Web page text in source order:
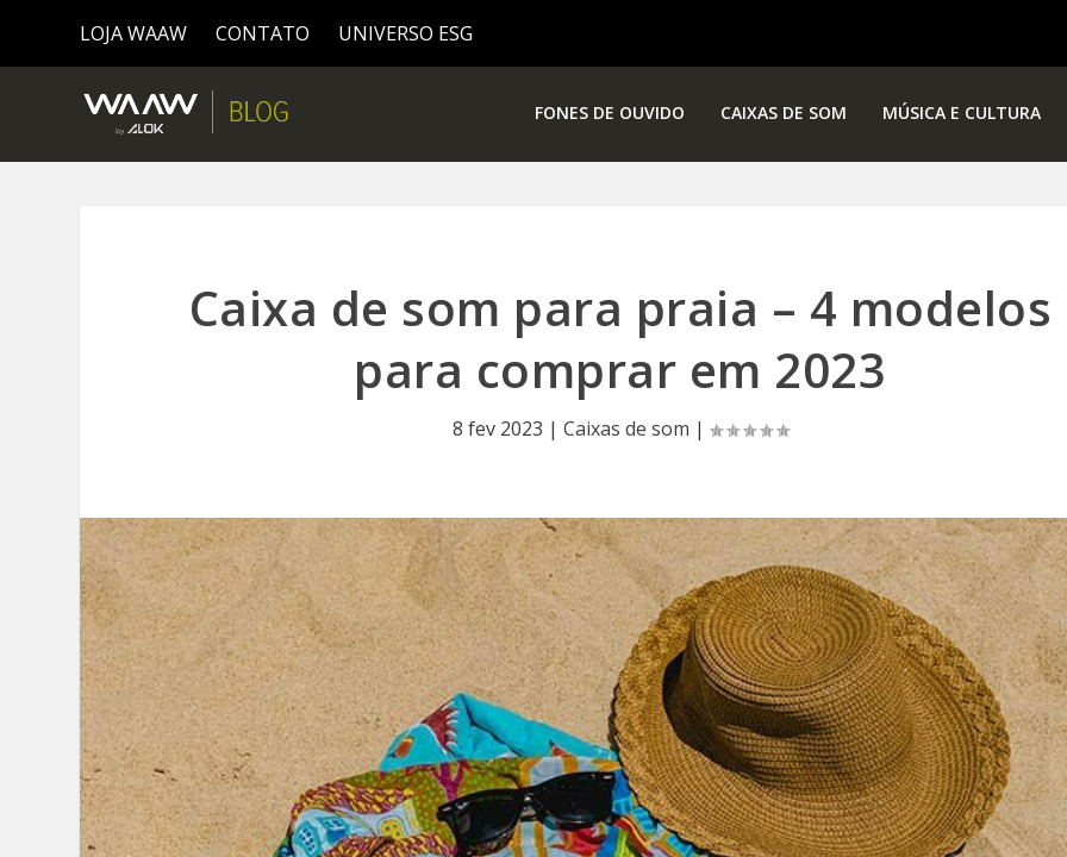
LOJA WAAW CONTATO UNIVERSO ESG
FONES DE OUVIDO CAIXAS DE SOM MÚSICA E CULTURA
Caixa de som para praia – 4 modelos
para comprar em 2023
8 fev 2023 | Caixas de som |